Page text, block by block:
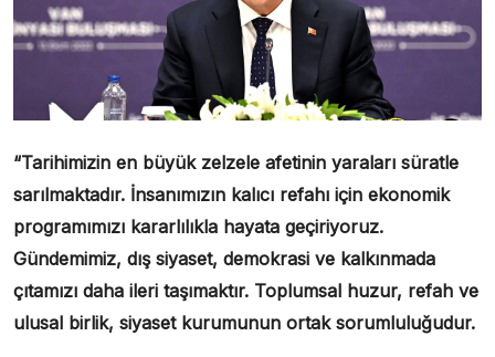
“Tarihimizin en büyük zelzele afetinin yaraları süratle
sarılmaktadır. İnsanımızın kalıcı refahı için ekonomik
programımızı kararlılıkla hayata geçiriyoruz.
Gündemimiz, dış siyaset, demokrasi ve kalkınmada
çıtamızı daha ileri taşımaktır. Toplumsal huzur, refah ve
ulusal birlik, siyaset kurumunun ortak sorumluluğudur.